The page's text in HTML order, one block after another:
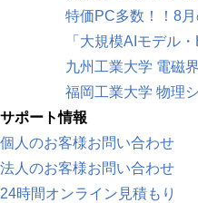
特価PC多数！！8
「大規模AIモデル
九州工業大学 電磁
福岡工業大学 物理
サポート情報
個人のお客様お問い合わせ
法人のお客様お問い合わせ
24時間オンライン見積もり